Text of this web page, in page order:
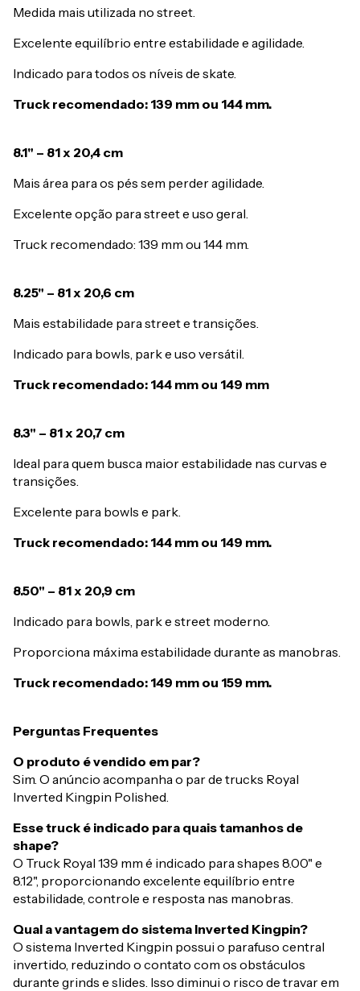
Medida mais utilizada no street.
Excelente equilíbrio entre estabilidade e agilidade.
Indicado para todos os níveis de skate.
Truck recomendado: 139 mm ou 144 mm.
8.1" – 81 x 20,4 cm
Mais área para os pés sem perder agilidade.
Excelente opção para street e uso geral.
Truck recomendado: 139 mm ou 144 mm.
8.25" – 81 x 20,6 cm
Mais estabilidade para street e transições.
Indicado para bowls, park e uso versátil.
Truck recomendado: 144 mm ou 149 mm
8.3" – 81 x 20,7 cm
Ideal para quem busca maior estabilidade nas curvas e
transições.
Excelente para bowls e park.
Truck recomendado: 144 mm ou 149 mm.
8.50" – 81 x 20,9 cm
Indicado para bowls, park e street moderno.
Proporciona máxima estabilidade durante as manobras.
Truck recomendado: 149 mm ou 159 mm.
Perguntas Frequentes
O produto é vendido em par?
Sim. O anúncio acompanha o par de trucks Royal
Inverted Kingpin Polished.
Esse truck é indicado para quais tamanhos de
shape?
O Truck Royal 139 mm é indicado para shapes 8.00" e
8.12", proporcionando excelente equilíbrio entre
estabilidade, controle e resposta nas manobras.
Qual a vantagem do sistema Inverted Kingpin?
O sistema Inverted Kingpin possui o parafuso central
invertido, reduzindo o contato com os obstáculos
durante grinds e slides. Isso diminui o risco de travar em